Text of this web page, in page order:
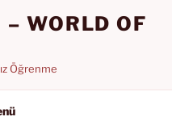
– WORLD OF
Öğrenme